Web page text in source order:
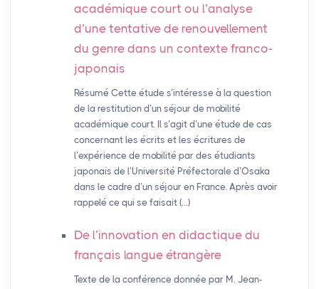
académique court ou l’analyse
d’une tentative de renouvellement
du genre dans un contexte franco-
japonais
Résumé Cette étude s’intéresse à la question
de la restitution d’un séjour de mobilité
académique court. Il s’agit d’une étude de cas
concernant les écrits et les écritures de
l’expérience de mobilité par des étudiants
japonais de l’Université Préfectorale d’Osaka
dans le cadre d’un séjour en France. Après avoir
rappelé ce qui se faisait (…)
De l’innovation en didactique du
français langue étrangère
Texte de la conférence donnée par M. Jean-